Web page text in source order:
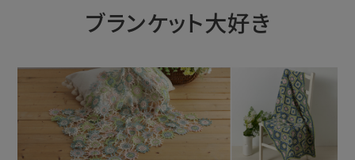
ブランケット大好き